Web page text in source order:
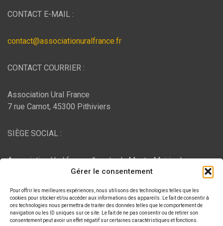
Gérer le consentement
Pour offrir les meilleures expériences, nous utilisons des technologies telles que les
cookies pour stocker et/ou accéder aux informations des appareils. Le fait de consentir à
ces technologies nous permettra de traiter des données telles que le comportement de
navigation ou les ID uniques sur ce site. Le fait de ne pas consentir ou de retirer son
consentement peut avoir un effet négatif sur certaines caractéristiques et fonctions.
CONTACT E-MAIL :
contact@associationuralfrance.fr
CONTACT COURRIER :
Association Ural France
7 rue Carnot, 45300 Pithiviers
SIÈGE SOCIAL :
Association Ural france, 1 route du Mont - Mairie de
Bujaleuf, 87460 Bujaleuf
HÉBERGEMENT :